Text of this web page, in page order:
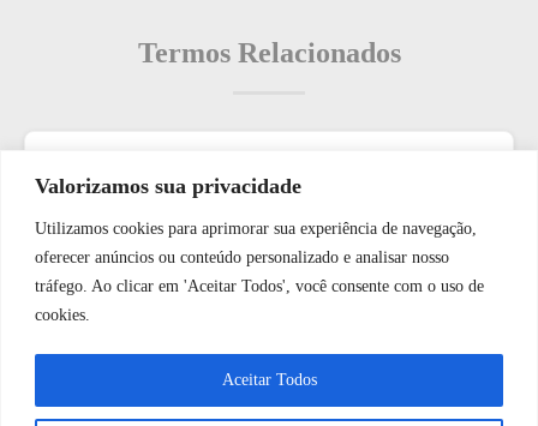
Valorizamos sua privacidade
Utilizamos cookies para aprimorar sua experiência de navegação,
oferecer anúncios ou conteúdo personalizado e analisar nosso
tráfego. Ao clicar em 'Aceitar Todos', você consente com o uso de
cookies.
Aceitar Todos
Termos Relacionados
O que é: Dupla Verificação
Como: escolher o local ideal para instalar câmeras de
segurança em uma casa.
O que é: Oferta de Treinamento em Segurança de Rede
O que é: Regras de Segurança em Tempo Real
WhatsApp JF Tech
Vamos conversar e descobrir como
podemos ajudá-lo hoje?